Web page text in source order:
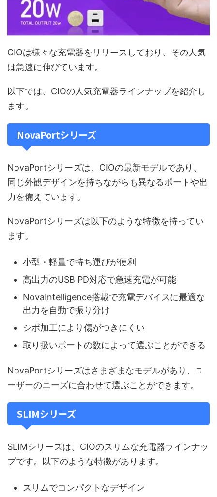
CIOは様々な充電器をリリースしており、その人気
は急速に伸びています。
以下では、CIOの人気充電器ラインナップを紹介し
ます。
NovaPortシリーズ
NovaPortシリーズは、CIOの最新モデルであり、
同じ外観デザインを持ちながらも異なるポートや出
力を備えています。
NovaPortシリーズは以下のような特徴を持ってい
ます。
小型・軽量で持ち運びが便利
高出力のUSB PD対応で急速充電が可能
NovaIntelligence搭載で充電デバイスに最適な
出力を自動で振り分け
シボ加工により傷がつきにくい
取り扱いポートの数によって選ぶことができる
NovaPortシリーズはさまざまなモデルがあり、ユ
ーザーのニーズに合わせて選ぶことができます。
SLIMシリーズ
SLIMシリーズは、CIOのスリムな充電器ラインナッ
プです。以下のような特徴があります。
スリムでコンパクトなデザイン